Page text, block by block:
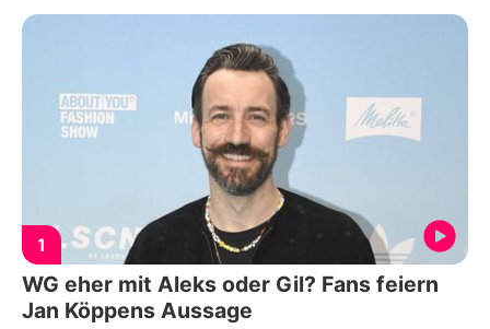
1
WG eher mit Aleks oder Gil? Fans feiern
Jan Köppens Aussage